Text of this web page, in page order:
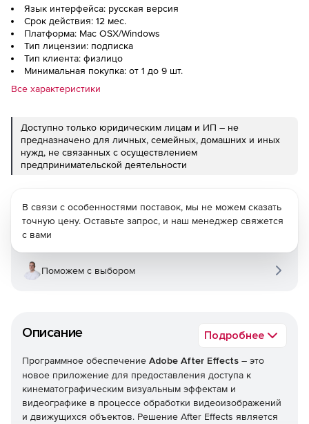
Язык интерфейса: русская версия
Срок действия: 12 мес.
Платформа: Mac OSX/Windows
Тип лицензии: подписка
Тип клиента: физлицо
Минимальная покупка: от 1 до 9 шт.
Все характеристики
Доступно только юридическим лицам и ИП – не
предназначено для личных, семейных, домашних и иных
нужд, не связанных с осуществлением
предпринимательской деятельности
Описание Подробнее
Программное обеспечение Adobe After Effects – это
новое приложение для предоставления доступа к
кинематографическим визуальным эффектам и
видеографике в процессе обработки видеоизображений
и движущихся объектов. Решение After Effects является
В связи с особенностями поставок, мы не можем сказать
точную цену. Оставьте запрос, и наш менеджер свяжется
с вами
Поможем с выбором